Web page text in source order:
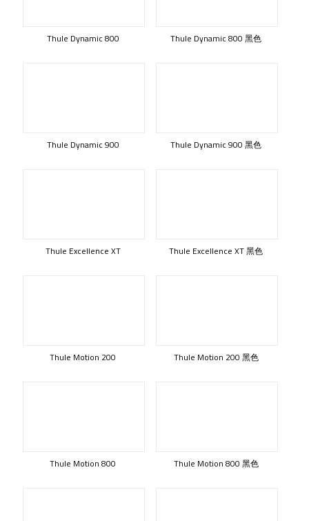
Thule Dynamic 800 Thule Dynamic 800 黑色
Thule Dynamic 900 Thule Dynamic 900 黑色
Thule Excellence XT Thule Excellence XT 黑色
Thule Motion 200 Thule Motion 200 黑色
Thule Motion 800 Thule Motion 800 黑色